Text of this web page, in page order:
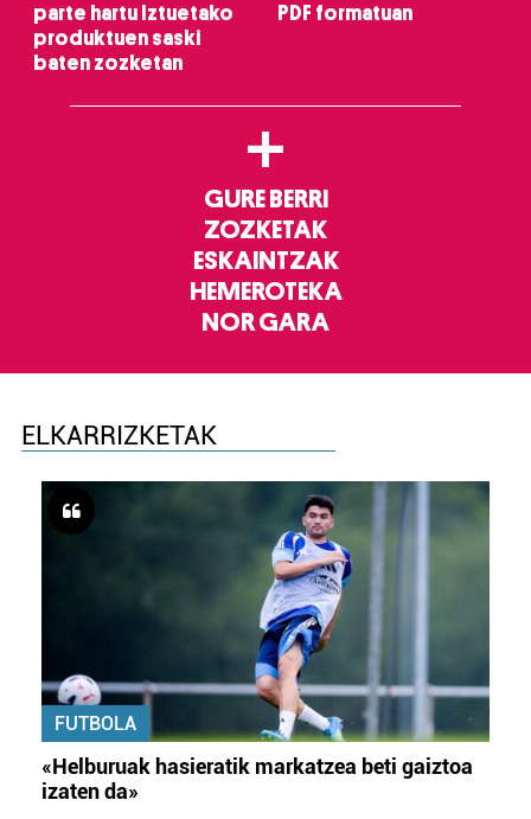
parte hartu Iztuetako
produktuen saski
baten zozketan
PDF formatuan
+
GURE BERRI
ZOZKETAK
ESKAINTZAK
HEMEROTEKA
NOR GARA
ELKARRIZKETAK
FUTBOLA
«Helburuak hasieratik markatzea beti gaiztoa
izaten da»